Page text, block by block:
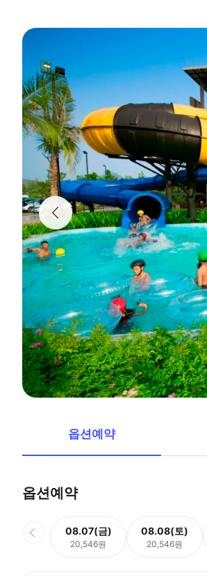
옵션예약
옵션예약
08.07(금)
20,546원
08.08(토)
20,546원